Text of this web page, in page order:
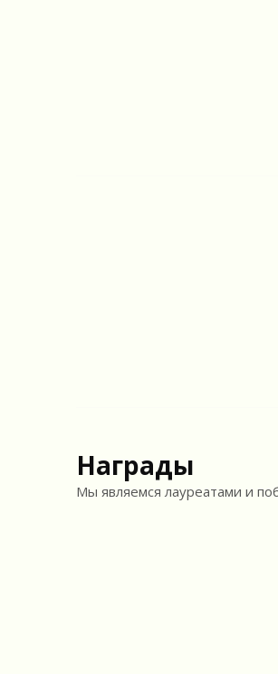
Награды
Мы являемся лауреатами и